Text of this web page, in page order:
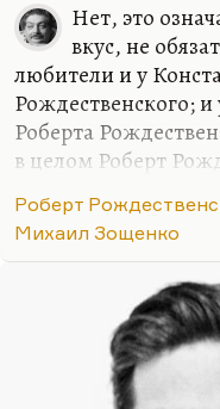
Нет, это
вкус, не
любители и у
Рождественского;
Роберта
в целом Роберт
начинал он очень
Константина
отношениях и
когда эта эпоха
когда эта эпоха
судить по тому,
посредственный
Роберт
Михаил Зощенко